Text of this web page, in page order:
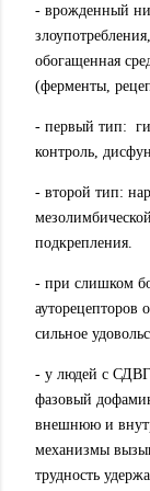
- врожденный
обогащенная
(ферменты,
- первый тип:
контроль,
- второй тип:
подкрепления.
- при слишком
ауторецепторов
сильное
- у людей с СДВГ
фазовый
внешнюю и
механизмы
трудность